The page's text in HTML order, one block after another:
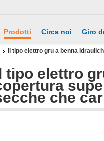
Prodotti Circa noi Giro
Il tipo elettro gru a benna
tipo elettro
che